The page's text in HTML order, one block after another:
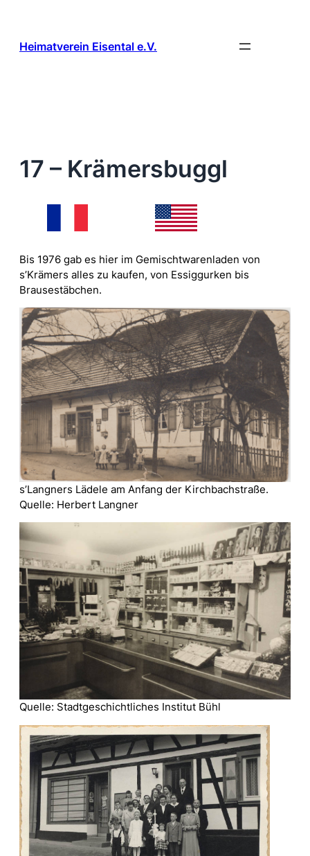
springen
Heimatverein Eisental e.V.
17 – Krämersbuggl
Bis 1976 gab es hier im Gemischtwarenladen von
s’Krämers alles zu kaufen, von Essiggurken bis
Brausestäbchen.
s’Langners Lädele am Anfang der Kirchbachstraße.
Quelle: Herbert Langner
Quelle: Stadtgeschichtliches Institut Bühl